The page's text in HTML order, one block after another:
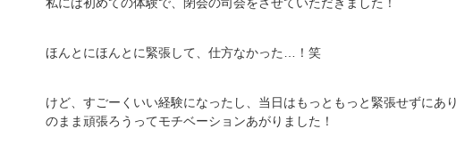
ほんとにほんとに緊張して、仕方なかった…！笑
けど、すごーくいい経験になったし、当日はもっともっと緊張せずにあ
のまま頑張ろうってモチベーションあがりました！